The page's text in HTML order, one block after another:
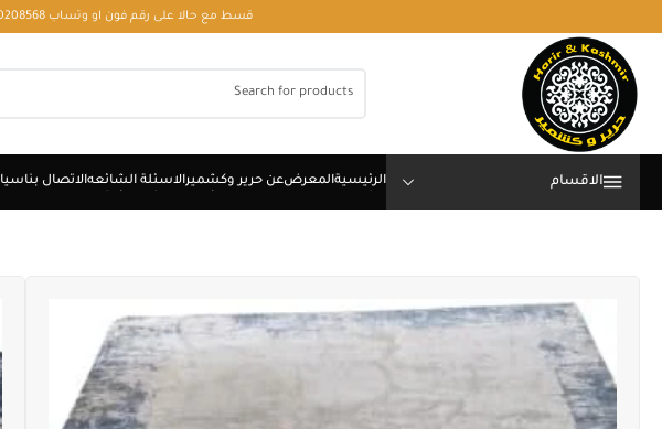
قسط مع حالا على رقم فون او وتساب 01050208568 - Installment with Hala on phone number or WhatsApp 01050208568
الاقسام